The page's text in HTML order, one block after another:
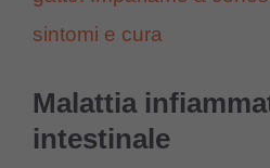
sintomi e cura
Malattia
intestinale